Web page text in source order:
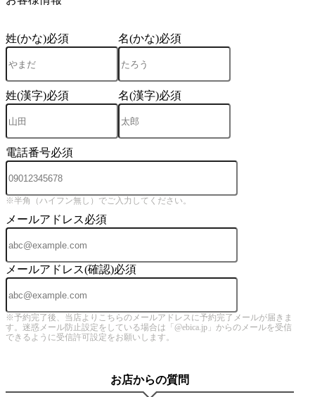
姓(かな)必須 名(かな)必須
姓(漢字)必須 名(漢字)必須
電話番号必須
※半角（ハイフン無し）でご入力してください。
メールアドレス必須
メールアドレス(確認)必須
※予約完了後、当店よりこちらのメールアドレスに予約完了メールが届きま
す。迷惑メール防止設定をしている場合は「@ebica.jp」からのメールを受信
できるように受信許可設定をお願いします。
お店からの質問